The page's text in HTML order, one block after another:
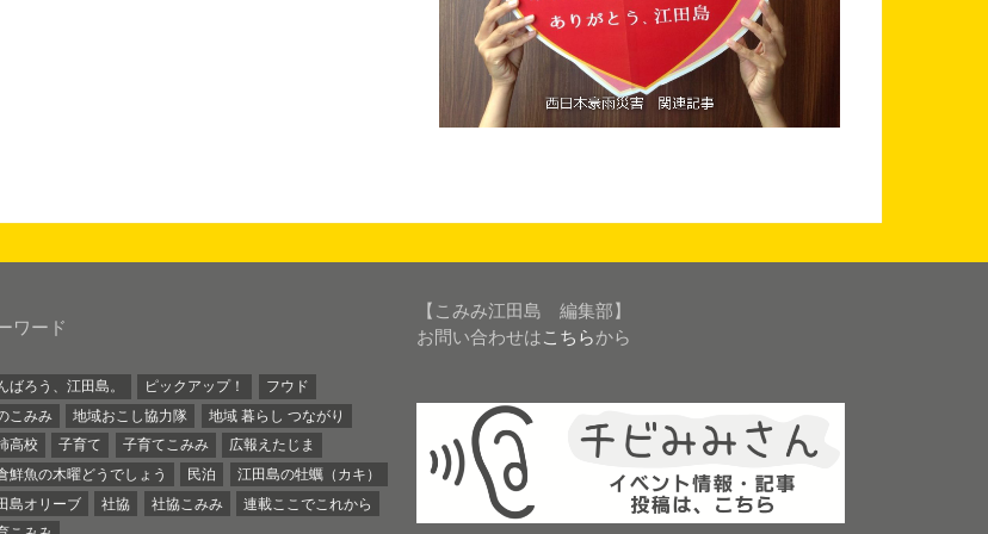
ワード
ばろう、江田島。 ピックアップ！
フウド
こみみ
地域おこし協力隊
地域 暮らし つながり
高校
子育て 子育てこみみ
広報えたじま
鮮魚の木曜どうでしょう
民泊
江田島の牡蠣（カキ）
島オリーブ
社協 社協こみみ
連載ここでこれから
【こみみ江田島 編集部】
お問い合わせはこちらから